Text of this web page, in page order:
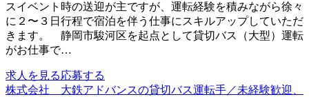
スイベント時の送迎が主ですが、運転経験を積みながら徐々
に２〜３日行程で宿泊を伴う仕事にスキルアップしていただ
きます。 静岡市駿河区を起点として貸切バス（大型）運転
がお仕事で…
求人を見る応募する
株式会社 大鉄アドバンスの貸切バス運転手／未経験歓迎、